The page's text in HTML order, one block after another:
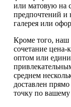
или матовую на
предпочтений и
галерея или
Кроме того, наш
сочетание цена-
оптом или
среднем
доставлен
точку по